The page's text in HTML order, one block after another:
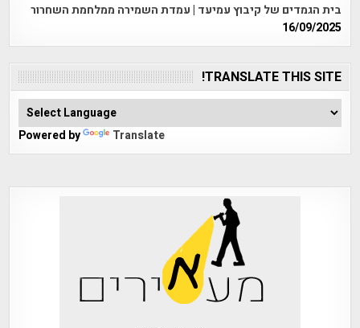
בית הגמדים של קיבוץ עמיעד | עמדת השמירה ממלחמת השחרור
16/09/2025
TRANSLATE THIS SITE!
Powered by Translate